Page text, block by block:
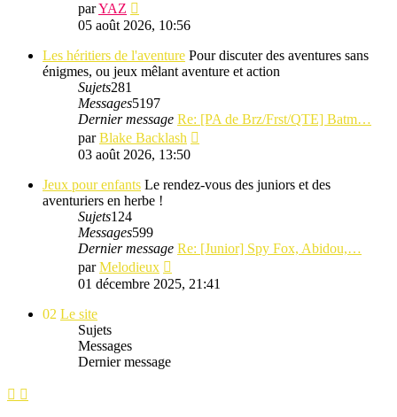
parYAZ
le
dernier
message
05 août 2026, 10:56
Les héritiers de l'aventure Pour discuter des aventures sans
énigmes, ou jeux mêlant aventure et action
Sujets281
Messages5197
Dernier message Re: [PA de Brz/Frst/QTE] Batm…
parBlake Backlash
message
03 août 2026, 13:50
Jeux pour enfants Le rendez-vous des juniors et des
aventuriers en herbe !
Sujets124
Messages599
Dernier message Re: [Junior] Spy Fox, Abidou,…
parMelodieux
le
dernier
01 décembre 2025, 21:41
02 Le site
Sujets
Messages
Dernier message